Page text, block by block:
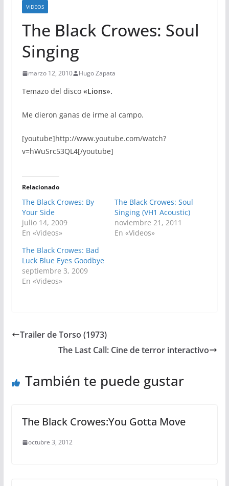
VIDEOS
The Black Crowes: Soul
Singing
marzo 12, 2010 Hugo Zapata
Temazo del disco «Lions».
Me dieron ganas de irme al campo.
[youtube]http://www.youtube.com/watch?
v=hWuSrc53QL4[/youtube]
Relacionado
The Black Crowes: By
Your Side
julio 14, 2009
En «Videos»
The Black Crowes: Soul
Singing (VH1 Acoustic)
noviembre 21, 2011
En «Videos»
The Black Crowes: Bad
Luck Blue Eyes Goodbye
septiembre 3, 2009
En «Videos»
Trailer de Torso (1973)
The Last Call: Cine de terror interactivo
También te puede gustar
The Black Crowes:You Gotta Move
octubre 3, 2012